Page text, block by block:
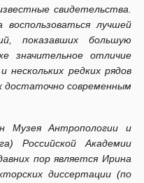
свидетельства.
лучшей
показавших большую
значительное отличие
редких рядов
достаточно современным
Антропологии и
Российской Академии
пор является Ирина
диссертации (по